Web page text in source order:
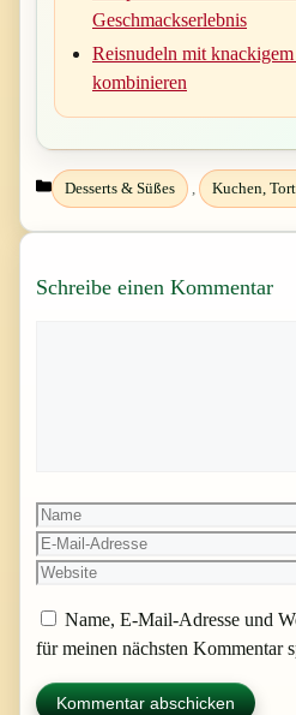
Geschmackserlebnis
Reisnudeln mit
kombinieren
Kategorien
Desserts & Süßes , Kuchen,
Schreibe einen Kommentar
Name
Name, E-Mail-Adresse und
für meinen nächsten Kommentar